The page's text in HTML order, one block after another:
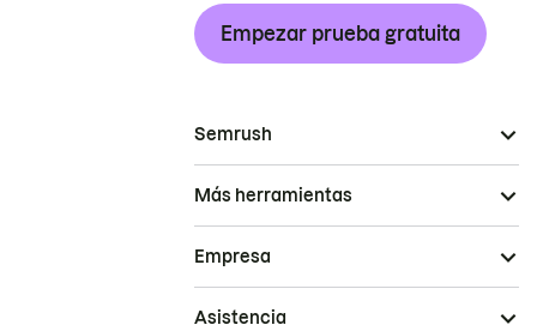
Empezar prueba gratuita
Semrush
Más herramientas
Empresa
Asistencia